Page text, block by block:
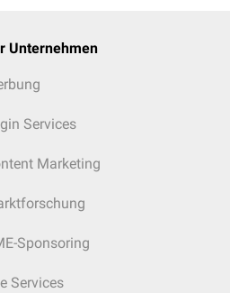
Unternehmen
Services
Marketing
Sponsoring
Services